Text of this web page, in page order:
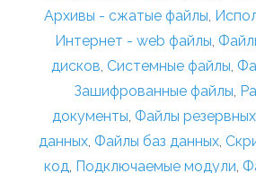
Архивы - сжатые файлы,
Интернет - web файлы,
дисков, Системные файлы,
Зашифрованные файлы,
документы, Файлы
данных, Файлы баз данных,
код, Подключаемые модули,